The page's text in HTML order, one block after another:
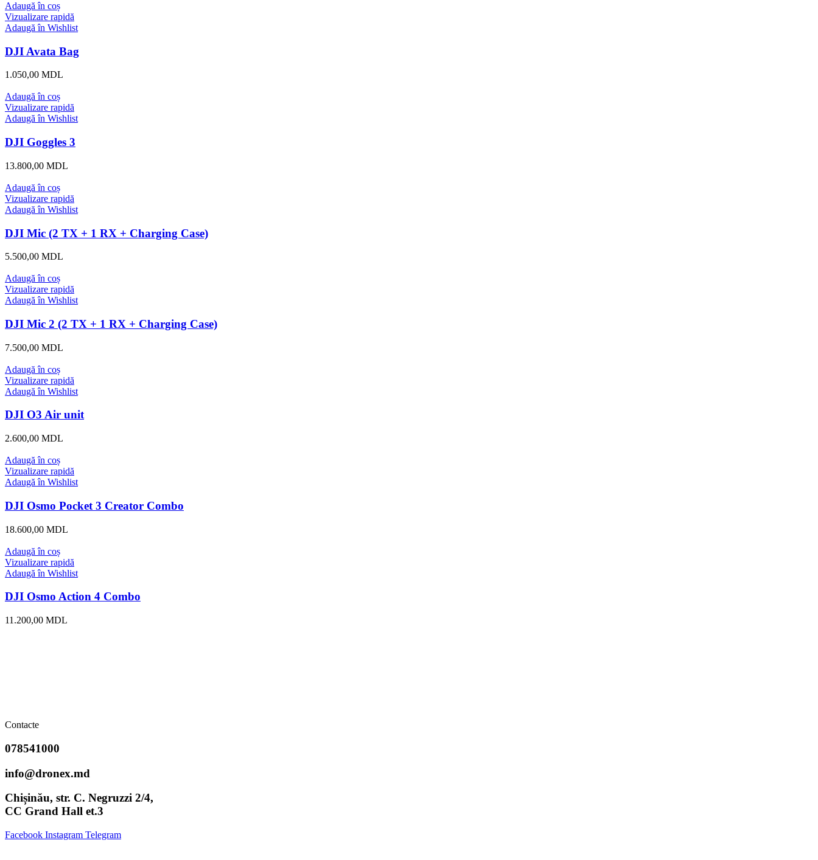
Adaugă în coș
Vizualizare rapidă
Adaugă în Wishlist
DJI Avata Bag
1.050,00 MDL
Adaugă în coș
Vizualizare rapidă
Adaugă în Wishlist
DJI Goggles 3
13.800,00 MDL
Adaugă în coș
Vizualizare rapidă
Adaugă în Wishlist
DJI Mic (2 TX + 1 RX + Charging Case)
5.500,00 MDL
Adaugă în coș
Vizualizare rapidă
Adaugă în Wishlist
DJI Mic 2 (2 TX + 1 RX + Charging Case)
7.500,00 MDL
Adaugă în coș
Vizualizare rapidă
Adaugă în Wishlist
DJI O3 Air unit
2.600,00 MDL
Adaugă în coș
Vizualizare rapidă
Adaugă în Wishlist
DJI Osmo Pocket 3 Creator Combo
18.600,00 MDL
Adaugă în coș
Vizualizare rapidă
Adaugă în Wishlist
DJI Osmo Action 4 Combo
11.200,00 MDL
Contacte
078541000
info@dronex.md
Chișinău, str. C. Negruzzi 2/4,
CC Grand Hall et.3
Facebook Instagram Telegram